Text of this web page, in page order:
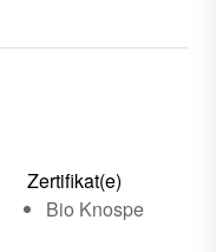
Zertifikat(e)
Bio Knospe